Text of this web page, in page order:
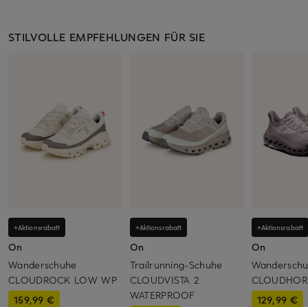
STILVOLLE EMPFEHLUNGEN FÜR SIE
+Aktionsrabatt
On
Wanderschuhe
CLOUDROCK LOW WP
159,99 €
+Aktionsrabatt
On
Trailrunning-Schuhe
CLOUDVISTA 2
WATERPROOF
+Aktionsrabatt
On
129,99 €